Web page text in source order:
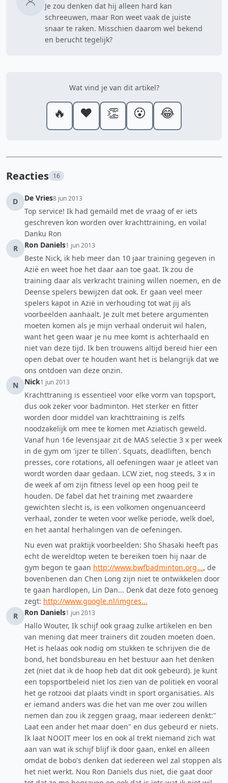
Je zou denken dat hij alleen hard kan
schreeuwen, maar Ron weet vaak de juiste
snaar te raken. Misschien daarom wel bekend
en berucht tegelijk?
Wat vind je van dit artikel?
🔥 ❤️ 👏 😮 😂
Reacties 16
D De Vries8 jun 2013
Top service! Ik had gemaild met de vraag of er iets
geschreven kon worden over krachttraining, en voila!
Danku Ron
R
Ron Daniels1 jun 2013
Beste Nick, ik heb meer dan 10 jaar training gegeven in
Azië en weet hoe het daar aan toe gaat. Ik zou de
training daar als verkracht training willen noemen, en de
Deense spelers bewijzen dat ook. Er gaan veel meer
spelers kapot in Azië in verhouding tot wat jij als
voorbeelden aanhaalt. Je zult met betere argumenten
moeten komen als je mijn verhaal onderuit wil halen,
want het geen waar je nu mee komt is achterhaald en
niet van deze tijd. Ik ben trouwens altijd bereid hier een
open debat over te houden want het is belangrijk dat we
ons ontdoen van deze onzin.
N
Nick1 jun 2013
Krachttraning is essentieel voor elke vorm van topsport,
dus ook zeker voor badminton. Het sterker en fitter
worden door middel van krachttraining is zelfs
noodzakelijk om mee te komen met Aziatisch geweld.
Vanaf hun 16e levensjaar zit de MAS selectie 3 x per week
in de gym om 'ijzer te tillen'. Squats, deadliften, bench
presses, core rotations, all oefeningen waar je atleet van
wordt worden daar gedaan. LCW ziet, nog steeds, 3 x in
de week af om zijn fitness level op een hoog peil te
houden. De fabel dat het training met zwaardere
gewichten slecht is, is een volkomen ongenuanceerd
verhaal, zonder te weten voor welke periode, welk doel,
en het aantal herhalingen van de oefeningen.
Nu even wat praktijk voorbeelden: Sho Shasaki heeft pas
echt de wereldtop weten te bereiken toen hij naar de
gym begon te gaan http://www.bwfbadminton.org..., de
bovenbenen dan Chen Long zijn niet te ontwikkelen door
te gaan hardlopen, Lin Dan... Denk dat deze foto genoeg
zegt: http://www.google.nl/imgres...
R
Ron Daniels1 jun 2013
Hallo Wouter, Ik schijf ook graag zulke artikelen en ben
van mening dat meer trainers dit zouden moeten doen.
Het is helaas ook nodig om stukken te schrijven die de
bond, het bondsbureau en het bestuur aan het denken
zet (niet dat ik de hoop heb dat dit ook gebeurd). Je kunt
een topsportbeleid niet los zien van de politiek en vooral
het ge rotzooi dat plaats vindt in sport organisaties. Als
er iemand anders was die het van me over zou willen
nemen dan zou ik zeggen graag, maar iedereen denkt:"
Laat een ander het maar doen" en dus gebeurd er niets.
Ik laat NOOIT meer los en ook al trekt niemand zich wat
aan van wat ik schijf blijf ik door gaan, enkel en alleen
omdat de bobo's denken dat iedereen wel zal stoppen als
het niet werkt. Nou Ron Daniels dus niet, die gaat door